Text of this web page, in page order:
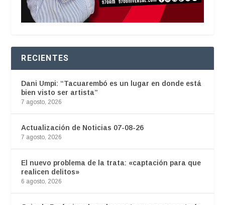
RECIENTES
Dani Umpi: “Tacuarembó es un lugar en donde está
bien visto ser artista”
7 agosto, 2026
Actualización de Noticias 07-08-26
7 agosto, 2026
El nuevo problema de la trata: «captación para que
realicen delitos»
6 agosto, 2026